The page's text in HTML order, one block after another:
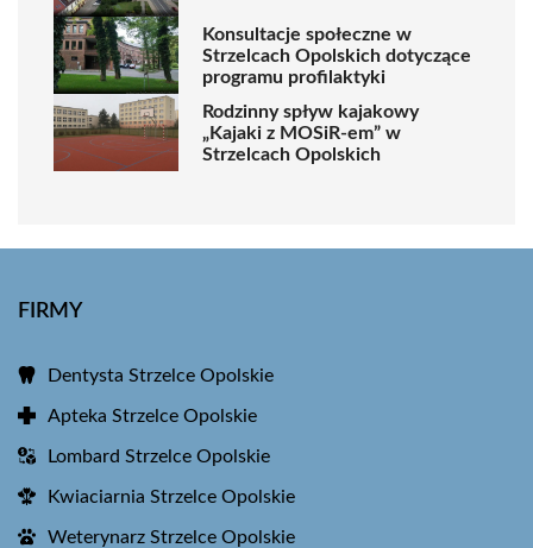
Konsultacje społeczne w
Strzelcach Opolskich dotyczące
programu profilaktyki
Rodzinny spływ kajakowy
„Kajaki z MOSiR-em” w
Strzelcach Opolskich
FIRMY
Dentysta Strzelce Opolskie
Apteka Strzelce Opolskie
Lombard Strzelce Opolskie
Kwiaciarnia Strzelce Opolskie
Weterynarz Strzelce Opolskie